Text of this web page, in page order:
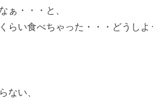
ぁ・・・と、
らい食べちゃった・・・どうし
ない、